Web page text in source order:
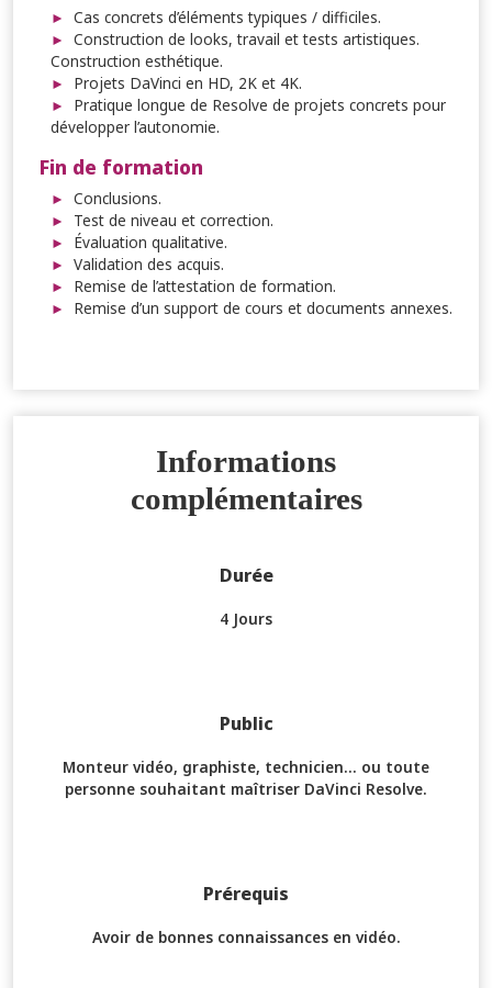
Cas concrets d’éléments typiques / difficiles.
Construction de looks, travail et tests artistiques.
Construction esthétique.
Projets DaVinci en HD, 2K et 4K.
Pratique longue de Resolve de projets concrets pour
développer l’autonomie.
Fin de formation
Conclusions.
Test de niveau et correction.
Évaluation qualitative.
Validation des acquis.
Remise de l’attestation de formation.
Remise d’un support de cours et documents annexes.
Informations
complémentaires
Durée
4 Jours
Public
Monteur vidéo, graphiste, technicien... ou toute
personne souhaitant maîtriser DaVinci Resolve.
Prérequis
Avoir de bonnes connaissances en vidéo.